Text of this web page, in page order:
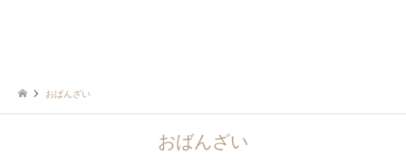
おばんざい
おばんざい